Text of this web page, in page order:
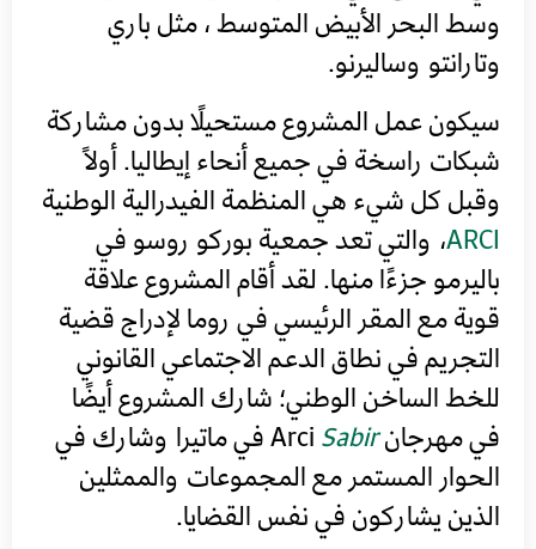
وسط البحر الأبيض المتوسط ​​، مثل باري
وتارانتو وساليرنو.
سيكون عمل المشروع مستحيلًا بدون مشاركة
شبكات راسخة في جميع أنحاء إيطاليا. أولاً
وقبل كل شيء هي المنظمة الفيدرالية الوطنية
ARCI، والتي تعد جمعية بوركو روسو في
باليرمو جزءًا منها. لقد أقام المشروع علاقة
قوية مع المقر الرئيسي في روما لإدراج قضية
التجريم في نطاق الدعم الاجتماعي القانوني
للخط الساخن الوطني؛ شارك المشروع أيضًا
في مهرجان ArciSabir
في ماتيرا وشارك في
الحوار المستمر مع المجموعات والممثلين
الذين يشاركون في نفس القضايا.